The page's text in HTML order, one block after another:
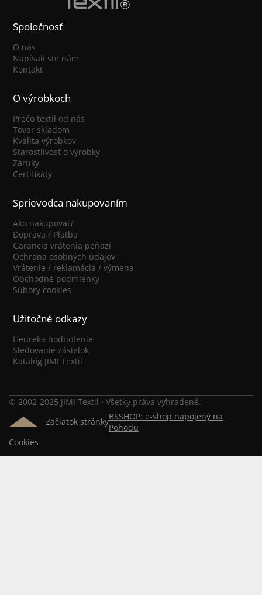
Spoločnosť
O nás
Napísali ste nám
Kontakt
O výrobkoch
Prečo textil od nás
Tovar skladom
Kvalita výrobkov
Starostlivosť o výrobky
Záruky
Certifikáty
Sprievodca nakupovaním
Ako nakupovať?
Doprava / Platba
Garancia vrátenia peňazí
Ochrana osobných údajov
Vrátenie / reklamácia / výmena
Obchodné podmienky
Súbory cookies
Užitočné odkazy
Heureka hodnotenie
Sledovanie zásielok
Katalóg JIMI Textil
© 2002-2025 JIMI Textil · Všetky práva vyhradené.
Začiatok stránkyBSSHOP: e-shop napojený na
Pohodu
Cookies